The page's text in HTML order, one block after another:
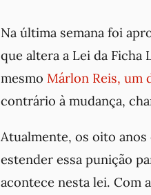
Na última semana foi
que altera a Lei da Ficha
mesmo Márlon Reis, um
contrário à mudança,
Atualmente, os oito
estender essa punição
acontece nesta lei. Com